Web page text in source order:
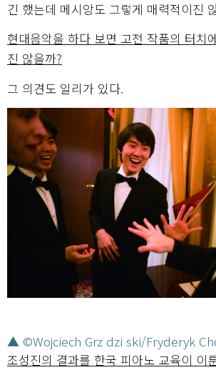
긴 했는데 메시앙도 그렇게 매력적이진
현대음악을 하다 보면 고전 작품의 터치
진 않을까?
그 의견도 일리가 있다.
▲ ©Wojciech Grz dzi ski/Fryderyk
조성진의 결과를 한국 피아노 교육이 이